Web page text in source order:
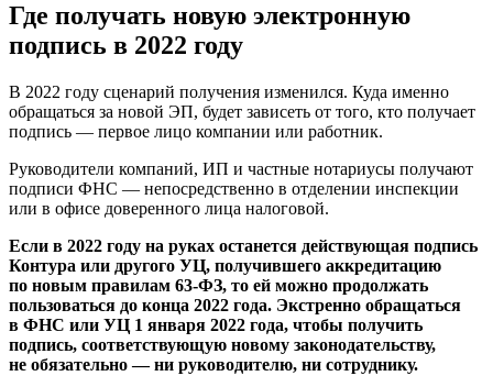
Где получать новую электронную
подпись в 2022 году
В 2022 году сценарий получения изменился. Куда именно
обращаться за новой ЭП, будет зависеть от того, кто получает
подпись — первое лицо компании или работник.
Руководители компаний, ИП и частные нотариусы получают
подписи ФНС — непосредственно в отделении инспекции
или в офисе доверенного лица налоговой.
Если в 2022 году на руках останется действующая подпись
Контура или другого УЦ, получившего аккредитацию
по новым правилам 63-ФЗ, то ей можно продолжать
пользоваться до конца 2022 года. Экстренно обращаться
в ФНС или УЦ 1 января 2022 года, чтобы получить
подпись, соответствующую новому законодательству,
не обязательно — ни руководителю, ни сотруднику.